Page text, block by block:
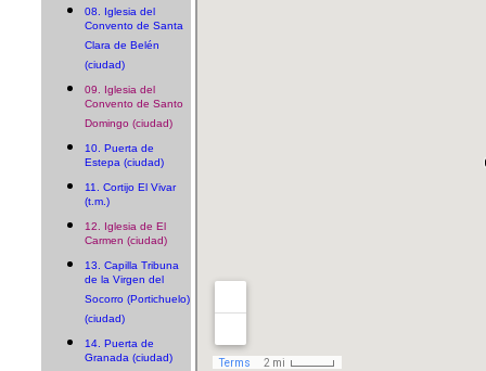
08. Iglesia del
Convento de Santa
Clara de Belén
(ciudad)
09. Iglesia del
Convento de Santo
Domingo (ciudad)
10. Puerta de
Estepa (ciudad)
11. Cortijo El Vivar
(t.m.)
12. Iglesia de El
Carmen (ciudad)
13. Capilla Tribuna
de la Virgen del
Socorro (Portichuelo)
(ciudad)
14. Puerta de
Granada (ciudad)